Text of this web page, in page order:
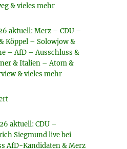
& vieles mehr
aktuell: Merz – CDU –
Köppel – Solowjow &
– AfD – Ausschluss &
& Italien – Atom &
& vieles mehr
aktuell: CDU –
Siegmund live bei
AfD-Kandidaten & Merz